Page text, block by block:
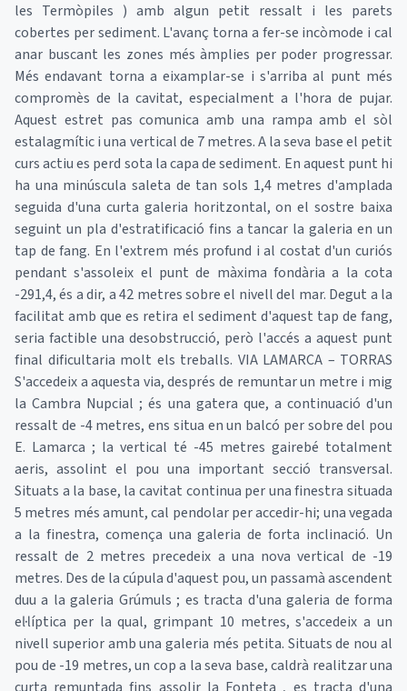
les Termòpiles ) amb algun petit ressalt i les parets
cobertes per sediment. L'avanç torna a fer-se incòmode i cal
anar buscant les zones més àmplies per poder progressar.
Més endavant torna a eixamplar-se i s'arriba al punt més
compromès de la cavitat, especialment a l'hora de pujar.
Aquest estret pas comunica amb una rampa amb el sòl
estalagmític i una vertical de 7 metres. A la seva base el petit
curs actiu es perd sota la capa de sediment. En aquest punt hi
ha una minúscula saleta de tan sols 1,4 metres d'amplada
seguida d'una curta galeria horitzontal, on el sostre baixa
seguint un pla d'estratificació fins a tancar la galeria en un
tap de fang. En l'extrem més profund i al costat d'un curiós
pendant s'assoleix el punt de màxima fondària a la cota
-291,4, és a dir, a 42 metres sobre el nivell del mar. Degut a la
facilitat amb que es retira el sediment d'aquest tap de fang,
seria factible una desobstrucció, però l'accés a aquest punt
final dificultaria molt els treballs. VIA LAMARCA – TORRAS
S'accedeix a aquesta via, després de remuntar un metre i mig
la Cambra Nupcial ; és una gatera que, a continuació d'un
ressalt de -4 metres, ens situa en un balcó per sobre del pou
E. Lamarca ; la vertical té -45 metres gairebé totalment
aeris, assolint el pou una important secció transversal.
Situats a la base, la cavitat continua per una finestra situada
5 metres més amunt, cal pendolar per accedir-hi; una vegada
a la finestra, comença una galeria de forta inclinació. Un
ressalt de 2 metres precedeix a una nova vertical de -19
metres. Des de la cúpula d'aquest pou, un passamà ascendent
duu a la galeria Grúmuls ; es tracta d'una galeria de forma
el·líptica per la qual, grimpant 10 metres, s'accedeix a un
nivell superior amb una galeria més petita. Situats de nou al
pou de -19 metres, un cop a la seva base, caldrà realitzar una